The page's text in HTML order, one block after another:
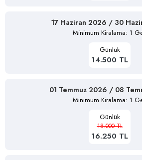
17 Haziran 2026 / 30
Minimum Kiralama: 1
Günlük
14.500 TL
01 Temmuz 2026 / 08
Minimum Kiralama: 1
Günlük
18.000 TL
16.250 TL